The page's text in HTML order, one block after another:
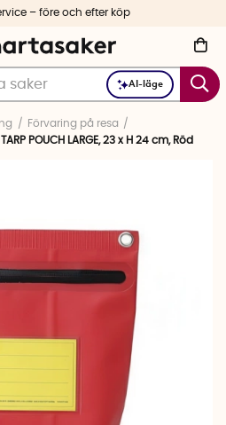
AI-läge
– före och efter köp
Förvaring på resa
POUCH LARGE, 23 x H 24 cm, Röd